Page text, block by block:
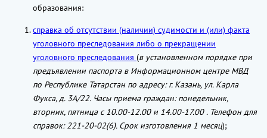
образования:
справка об отсутствии (наличии) судимости и (или) факта
уголовного преследования либо о прекращении
уголовного преследования (в установленном порядке при
предъявлении паспорта в Информационном центре МВД
по Республике Татарстан по адресу: г. Казань, ул. Карла
Фукса, д. 3А/22. Часы приема граждан: понедельник,
вторник, пятница с 10.00-12.00 и 14.00-17.00 . Телефон для
справок: 221-20-02(6). Срок изготовления 1 месяц);